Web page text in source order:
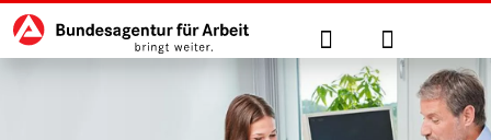
zu den Hauptinhalten springen
Hauptnavigation Suche Anmelden